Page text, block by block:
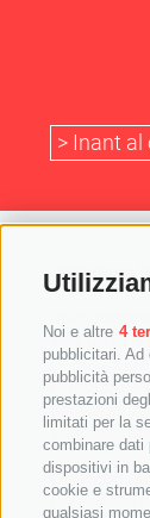
Noi e altre 4
pubblicitari.
pubblicità
prestazioni
limitati per la
combinare
dispositivi in
cookie e
qualsiasi
> Inant
Biblioteca
Streda A.-
+39 0471
Orars de
dal lunesc